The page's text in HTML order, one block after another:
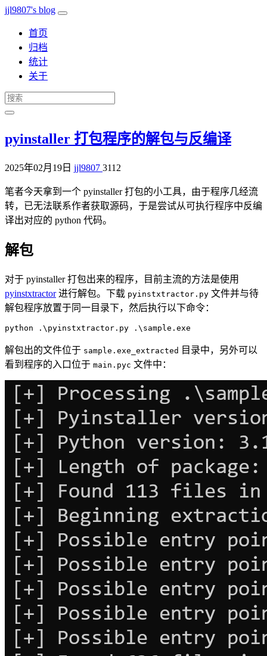
jjl9807's blog
首页
归档
统计
关于
pyinstaller 打包程序的解包与反编译
2025年02月19日 jjl9807 3112
笔者今天拿到一个 pyinstaller 打包的小工具，由于程序几经流
转，已无法联系作者获取源码，于是尝试从可执行程序中反编
译出对应的 python 代码。
解包
对于 pyinstaller 打包出来的程序，目前主流的方法是使用
pyinstxtractor进行解包。下载 pyinstxtractor.py 文件并与待
解包程序放置于同一目录下，然后执行以下命令：
python .\pyinstxtractor.py .\sample.exe
解包出的文件位于 sample.exe_extracted 目录中，另外可以
看到程序的入口位于 main.pyc 文件中：